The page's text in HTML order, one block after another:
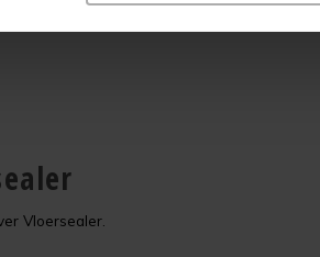
Vloersealer.